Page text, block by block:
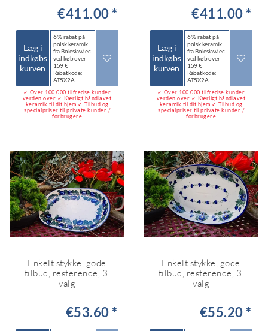
€411.00 *
Læg i
indkøbs
kurven
6 % rabat på
polsk keramik
fra Bolesławiec
ved køb over
159 €
Rabatkode:
AT5X2A
✓ Over 100.000 tilfredse kunder
verden over ✓ Kærligt håndlavet
keramik til dit hjem ✓ Tilbud og
specialpriser til private kunder /
forbrugere
€411.00 *
Læg i
indkøbs
kurven
6 % rabat på
polsk keramik
fra Bolesławiec
ved køb over
159 €
Rabatkode:
AT5X2A
✓ Over 100.000 tilfredse kunder
verden over ✓ Kærligt håndlavet
keramik til dit hjem ✓ Tilbud og
specialpriser til private kunder /
forbrugere
Enkelt stykke, gode
tilbud, resterende, 3.
valg
€53.60 *
Enkelt stykke, gode
tilbud, resterende, 3.
valg
€55.20 *